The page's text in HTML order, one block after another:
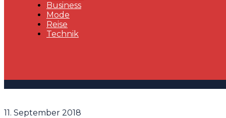
Business
Mode
Reise
Technik
11. September 2018